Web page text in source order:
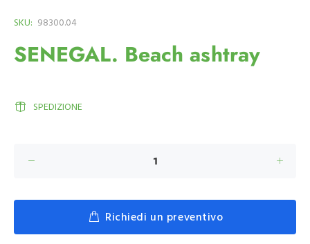
SKU: 98300.04
SENEGAL. Beach ashtray
SPEDIZIONE
Richiedi un preventivo